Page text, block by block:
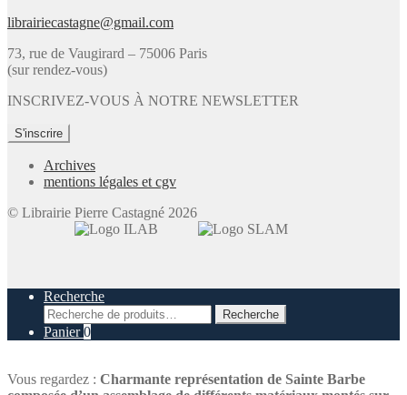
différents
montés
sur
de
librairiecastagne@gmail.com
73, rue de Vaugirard – 75006 Paris
(sur rendez-vous)
INSCRIVEZ-VOUS À NOTRE NEWSLETTER
S'inscrire
Archives
mentions légales et cgv
© Librairie Pierre Castagné 2026
Recherche
Recherche
pour :
Recherche
Panier0
Vous regardez : Charmante représentation de Sainte Barbe